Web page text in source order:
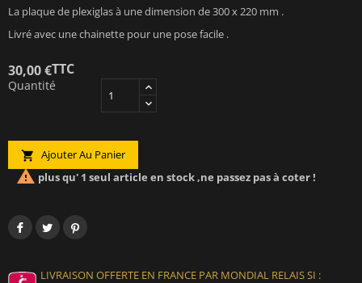
La plaque de plexiglas à une dimension de 300 x 220 mm .
Livré avec une chainette pour une pose facile .
30,00 €TTC
Quantité
 Ajouter Au Panier
 plus qu' 1 seul article en stock ,ne passez pas à coter !
LIVRAISON OFFERTE EN FRANCE PAR MONDIAL RELAIS SI :